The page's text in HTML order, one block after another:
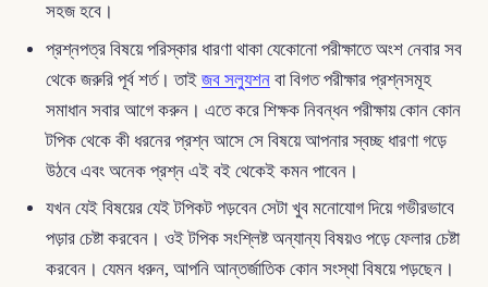
সহজ হবে।
প্রশ্নপত্র বিষয়ে পরিস্কার ধারণা থাকা যেকোনো পরীক্ষাতে অংশ নেবার সব
থেকে জরুরি পূর্ব শর্ত। তাই জব সল্যুশনবা বিগত পরীক্ষার প্রশ্নসমূহ
সমাধান সবার আগে করুন। এতে করে শিক্ষক নিবন্ধন পরীক্ষায় কোন কোন
টপিক থেকে কী ধরনের প্রশ্ন আসে সে বিষয়ে আপনার স্বচ্ছ ধারণা গড়ে
উঠবে এবং অনেক প্রশ্ন এই বই থেকেই কমন পাবেন।
যখন যেই বিষয়ের যেই টপিকট পড়বেন সেটা খুব মনোযোগ দিয়ে গভীরভাবে
পড়ার চেষ্টা করবেন। ওই টপিক সংশ্লিষ্ট অন্যান্য বিষয়ও পড়ে ফেলার চেষ্টা
করবেন। যেমন ধরুন, আপনি আন্তর্জাতিক কোন সংস্থা বিষয়ে পড়ছেন।